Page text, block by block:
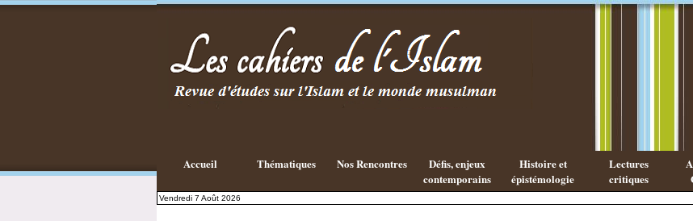
Existe-t-il
une
philosophie
Islamique ?
Accueil Thématiques Nos Rencontres
Défis, enjeux
contemporains
Histoire et
épistémologie
Lectures
critiques
Vendredi 7 Août 2026